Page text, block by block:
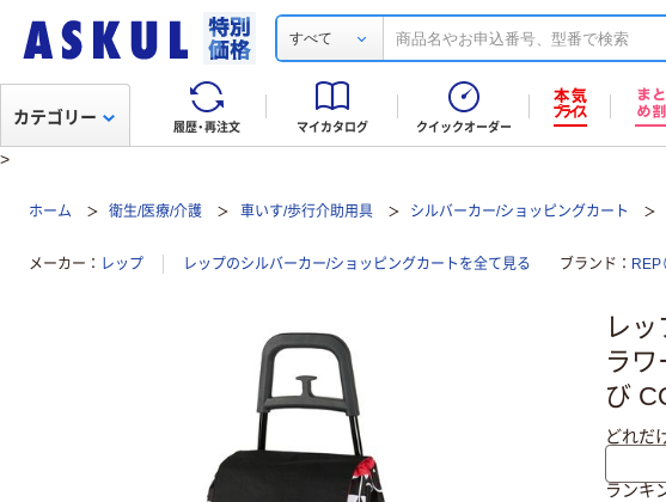
すべて
履歴・再注文 マイカタログ クイックオーダー
カテゴリー
>
ホーム 衛生/医療/介護 車いす/歩行介助用具 シルバーカー/ショッピングカート
メーカー レップ レップのシルバーカー/ショッピングカートを全て見る ブランド REP
レ
ラ
び
どれだ
ランキ